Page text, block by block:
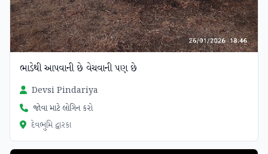
ભાડેથી આપવાની છે વેચવાની પણ છે
Devsi Pindariya
જોવા માટે લોગિન કરો
દેવભુમિ દ્વારકા